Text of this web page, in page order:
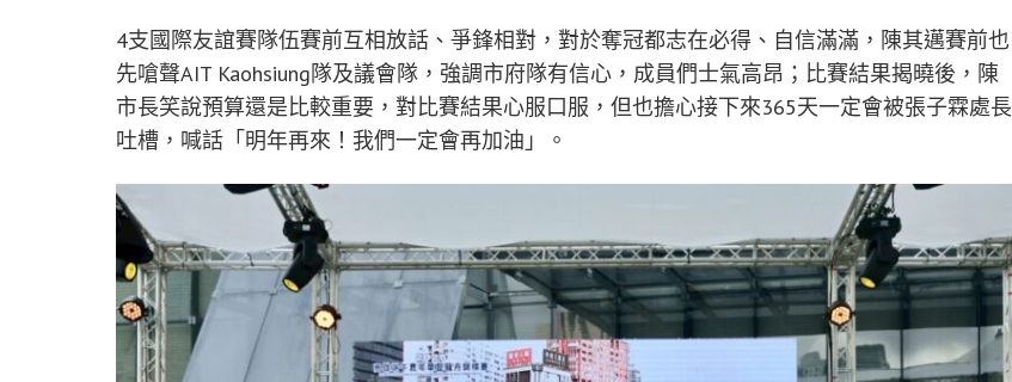
4支國際友誼賽隊伍賽前互相放話、爭鋒相對，對於奪冠都志在必得、自信滿滿，陳其邁賽前也
先嗆聲AIT Kaohsiung隊及議會隊，強調市府隊有信心，成員們士氣高昂；比賽結果揭曉後，陳
市長笑說預算還是比較重要，對比賽結果心服口服，但也擔心接下來365天一定會被張子霖處長
吐槽，喊話「明年再來！我們一定會再加油」。